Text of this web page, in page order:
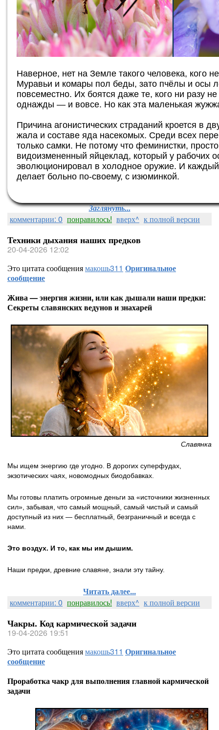
Наверное, нет на Земле такого человека, кого
Муравьи и комары пол беды, зато пчёлы и осы
повсеместно. Их боятся даже те, кого ни разу
однажды — и вовсе. Но как эта маленькая
Причина агонистических страданий кроется в
жала и составе яда насекомых. Среди всех
только самки. Не потому что феминистки,
видоизмененный яйцеклад, который у рабочих
эволюционировал в холодное оружие. И каждый
делает больно по-своему, с изюминкой.
Заглянуть...
комментарии: 0 понравилось! вверх^ к полной версии
Техники дыхания наших предков
20-04-2026 12:02
Это цитата сообщениямакошь311 Оригинальное
сообщение
Жива — энергия жизни, или как дышали наши предки:
Секреты славянских ведунов и знахарей
Славянка
Мы ищем энергию где угодно. В дорогих суперфудах,
экзотических чаях, новомодных биодобавках.
Мы готовы платить огромные деньги за «источники жизненных
сил», забывая, что самый мощный, самый чистый и самый
доступный из них — бесплатный, безграничный и всегда с
нами.
Это воздух. И то, как мы им дышим.
Наши предки, древние славяне, знали эту тайну.
Читать далее...
комментарии: 0 понравилось! вверх^ к полной версии
Чакры. Код кармической задачи
19-04-2026 19:51
Это цитата сообщениямакошь311 Оригинальное
сообщение
Проработка чакр для выполнения главной кармической
задачи